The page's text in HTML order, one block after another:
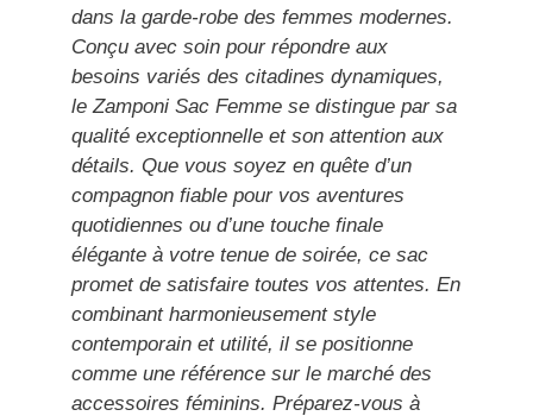
dans la garde-robe des femmes modernes.
Conçu avec soin pour répondre aux
besoins variés des citadines dynamiques,
le Zamponi Sac Femme se distingue par sa
qualité exceptionnelle et son attention aux
détails. Que vous soyez en quête d’un
compagnon fiable pour vos aventures
quotidiennes ou d’une touche finale
élégante à votre tenue de soirée, ce sac
promet de satisfaire toutes vos attentes. En
combinant harmonieusement style
contemporain et utilité, il se positionne
comme une référence sur le marché des
accessoires féminins. Préparez-vous à